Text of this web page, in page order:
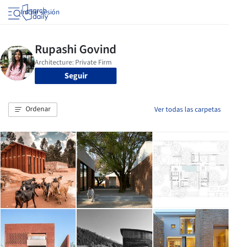
Iniciar sesión
Seguir
Ordenar Ver todas las carpetas